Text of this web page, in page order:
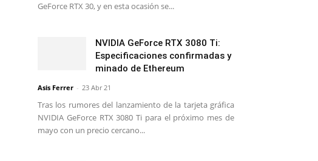
GeForce RTX 30, y en esta ocasión se...
NVIDIA GeForce RTX 3080 Ti:
Especificaciones confirmadas y
minado de Ethereum
Asis Ferrer - 23 Abr 21
Tras los rumores del lanzamiento de la tarjeta gráfica
NVIDIA GeForce RTX 3080 Ti para el próximo mes de
mayo con un precio cercano...